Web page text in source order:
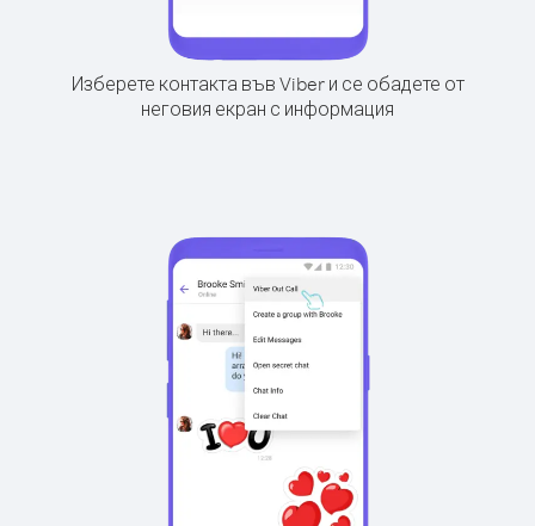
Изберете контакта във Viber и се обадете от
неговия екран с информация